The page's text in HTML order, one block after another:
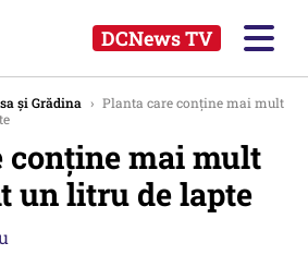
DCNews TV
și Grădina › Planta care conține mai mult
conține mai mult
un litru de lapte